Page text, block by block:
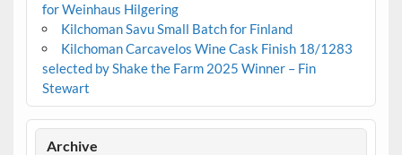
for Weinhaus Hilgering
Kilchoman Savu Small Batch for Finland
Kilchoman Carcavelos Wine Cask Finish 18/1283
selected by Shake the Farm 2025 Winner – Fin
Stewart
Archive